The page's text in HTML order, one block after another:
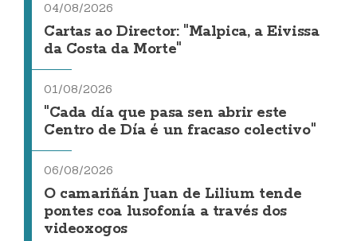
04/08/2026
Cartas ao Director: "Malpica, a Eivissa
da Costa da Morte"
01/08/2026
"Cada día que pasa sen abrir este
Centro de Día é un fracaso colectivo"
06/08/2026
O camariñán Juan de Lilium tende
pontes coa lusofonía a través dos
videoxogos